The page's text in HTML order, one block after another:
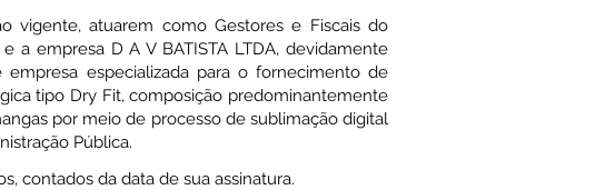
vigente, atuarem como Gestores e Fiscais do
a empresa D A V BATISTA LTDA, devidamente
especializada para o fornecimento de
tipo Dry Fit, composição predominantemente
por meio de processo de sublimação digital
Pública.
contados da data de sua assinatura.